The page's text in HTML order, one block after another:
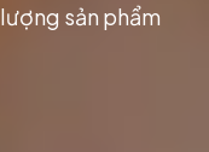
sản phẩm